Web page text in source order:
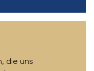
die uns